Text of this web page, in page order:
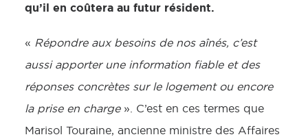
qu’il en coûtera au futur résident.
« Répondre aux besoins de nos aînés, c’est
aussi apporter une information fiable et des
réponses concrètes sur le logement ou encore
la prise en charge». C’est en ces termes que
Marisol Touraine, ancienne ministre des Affaires